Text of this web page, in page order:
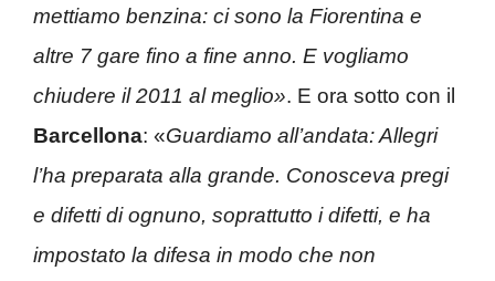
mettiamo benzina: ci sono la Fiorentina e
altre 7 gare fino a fine anno. E vogliamo
chiudere il 2011 al meglio». E ora sotto con il
Barcellona: «Guardiamo all’andata: Allegri
l’ha preparata alla grande. Conosceva pregi
e difetti di ognuno, soprattutto i difetti, e ha
impostato la difesa in modo che non